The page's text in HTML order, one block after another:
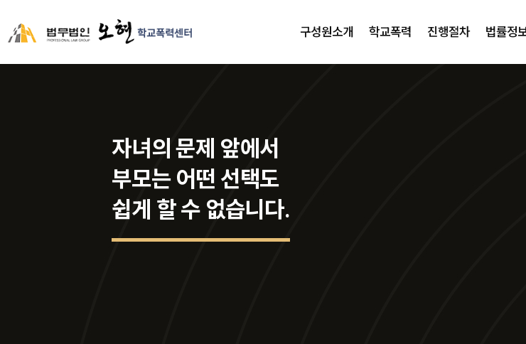
구성원소개 학교폭력 진행절차 법률정
자녀의 문제 앞에서
부모는 어떤 선택도
쉽게 할 수 없습니다.